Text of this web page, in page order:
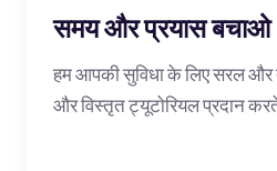
समय और प्रयास बचाओ
हम आपकी सुविधा के लिए सरल और
और विस्तृत ट्यूटोरियल प्रदान